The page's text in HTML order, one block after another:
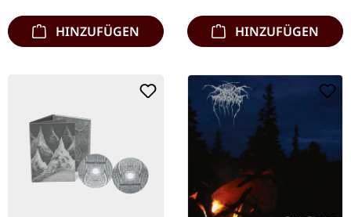
HINZUFÜGEN HINZUFÜGEN